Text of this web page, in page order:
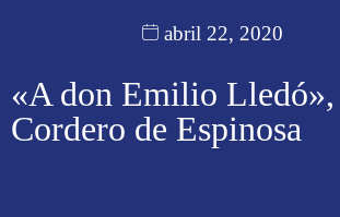
abril 22, 2020
«A don Emilio Lledó»,
Cordero de Espinosa